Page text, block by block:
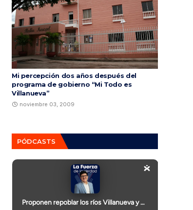
Mi percepción dos años después del
programa de gobierno “Mi Todo es
Villanueva”
noviembre 03, 2009
PÓDCASTS